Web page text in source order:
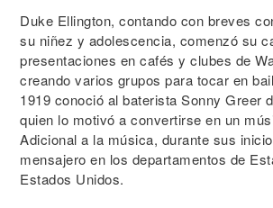
Duke Ellington, contando con breves
su niñez y adolescencia, comenzó su
presentaciones en cafés y clubes de
creando varios grupos para tocar en
1919 conoció al baterista Sonny Greer
quien lo motivó a convertirse en un
Adicional a la música, durante sus
mensajero en los departamentos de
Estados Unidos.